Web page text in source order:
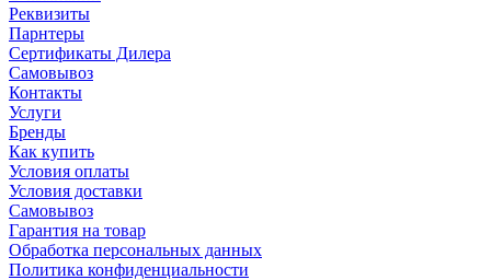
Реквизиты
Парнтеры
Сертификаты Дилера
Самовывоз
Контакты
Услуги
Бренды
Как купить
Условия оплаты
Условия доставки
Самовывоз
Гарантия на товар
Обработка персональных данных
Политика конфиденциальности